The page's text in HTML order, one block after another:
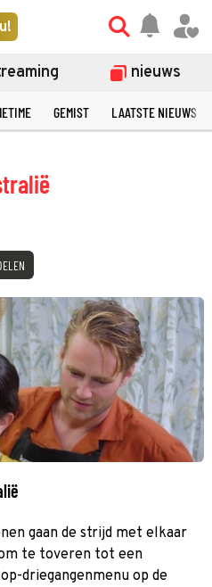
nieuws
GEMIST LAATSTE NIEUWS
gaan de strijd met elkaar
te toveren tot een
driegangenmenu op de